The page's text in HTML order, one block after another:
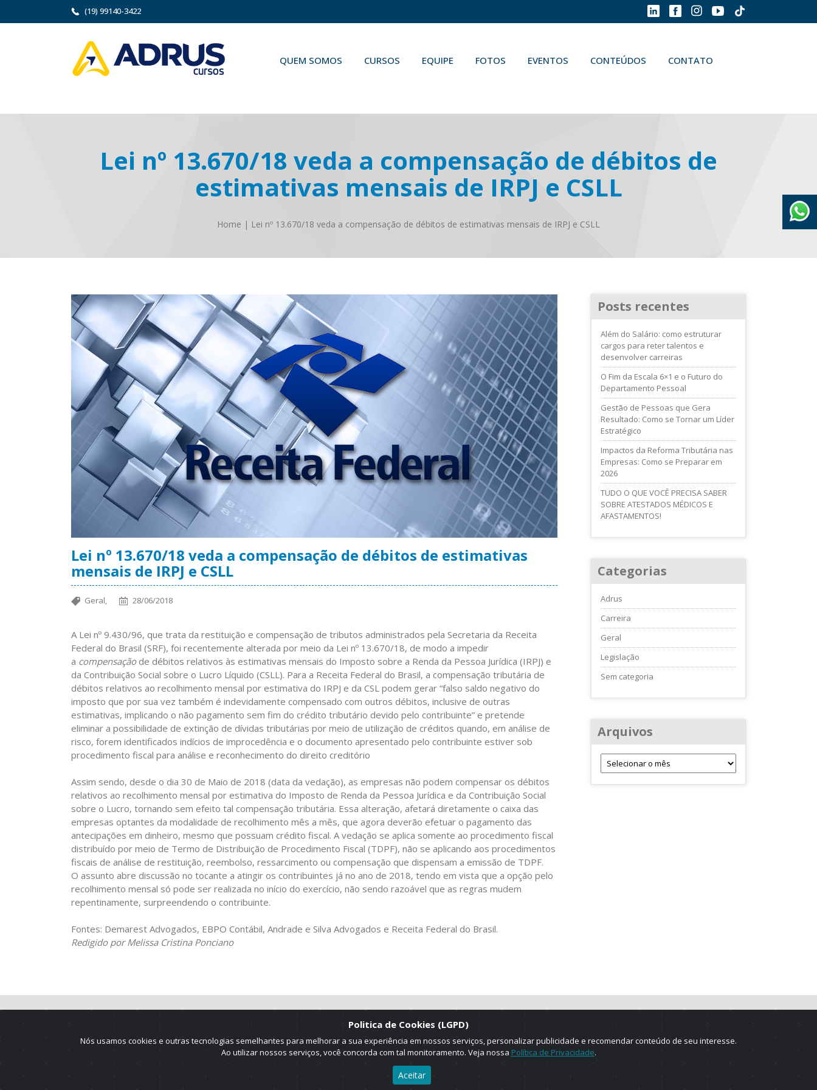
(19) 99140-3422
QUEM SOMOS CURSOS EQUIPE FOTOS EVENTOS CONTEÚDOS CONTATO
Lei nº 13.670/18 veda a compensação de débitos de
estimativas mensais de IRPJ e CSLL
Home | Lei nº 13.670/18 veda a compensação de débitos de estimativas mensais de IRPJ e CSLL
Lei nº 13.670/18 veda a compensação de débitos de estimativas
mensais de IRPJ e CSLL
Geral, 28/06/2018
A Lei nº 9.430/96, que trata da restituição e compensação de tributos administrados pela Secretaria da Receita
Federal do Brasil (SRF), foi recentemente alterada por meio da Lei nº 13.670/18, de modo a impedir
a compensaçãode débitos relativos às estimativas mensais do Imposto sobre a Renda da Pessoa Jurídica (IRPJ) e
da Contribuição Social sobre o Lucro Líquido (CSLL). Para a Receita Federal do Brasil, a compensação tributária de
débitos relativos ao recolhimento mensal por estimativa do IRPJ e da CSL podem gerar “falso saldo negativo do
imposto que por sua vez também é indevidamente compensado com outros débitos, inclusive de outras
estimativas, implicando o não pagamento sem fim do crédito tributário devido pelo contribuinte” e pretende
eliminar a possibilidade de extinção de dívidas tributárias por meio de utilização de créditos quando, em análise de
risco, forem identificados indícios de improcedência e o documento apresentado pelo contribuinte estiver sob
procedimento fiscal para análise e reconhecimento do direito creditório
Assim sendo, desde o dia 30 de Maio de 2018 (data da vedação), as empresas não podem compensar os débitos
relativos ao recolhimento mensal por estimativa do Imposto de Renda da Pessoa Jurídica e da Contribuição Social
sobre o Lucro, tornando sem efeito tal compensação tributária. Essa alteração, afetará diretamente o caixa das
empresas optantes da modalidade de recolhimento mês a mês, que agora deverão efetuar o pagamento das
antecipações em dinheiro, mesmo que possuam crédito fiscal. A vedação se aplica somente ao procedimento fiscal
distribuído por meio de Termo de Distribuição de Procedimento Fiscal (TDPF), não se aplicando aos procedimentos
fiscais de análise de restituição, reembolso, ressarcimento ou compensação que dispensam a emissão de TDPF.
O assunto abre discussão no tocante a atingir os contribuintes já no ano de 2018, tendo em vista que a opção pelo
recolhimento mensal só pode ser realizada no início do exercício, não sendo razoável que as regras mudem
repentinamente, surpreendendo o contribuinte.
Fontes: Demarest Advogados, EBPO Contábil, Andrade e Silva Advogados e Receita Federal do Brasil.
Redigido por Melissa Cristina Ponciano
Posts recentes
Além do Salário: como estruturar
cargos para reter talentos e
desenvolver carreiras
O Fim da Escala 6×1 e o Futuro do
Departamento Pessoal
Gestão de Pessoas que Gera
Resultado: Como se Tornar um Líder
Estratégico
Impactos da Reforma Tributária nas
Empresas: Como se Preparar em
2026
TUDO O QUE VOCÊ PRECISA SABER
SOBRE ATESTADOS MÉDICOS E
AFASTAMENTOS!
Categorias
Adrus
Carreira
Geral
Legislação
Sem categoria
Arquivos
2025 © Copyright. ADRUS. Todos os direitos reservados. Designed by
Politica de Cookies (LGPD)
Nós usamos cookies e outras tecnologias semelhantes para melhorar a sua experiência em nossos serviços, personalizar publicidade e recomendar conteúdo de seu interesse.
Ao utilizar nossos serviços, você concorda com tal monitoramento. Veja nossa Política de Privacidade.
Aceitar